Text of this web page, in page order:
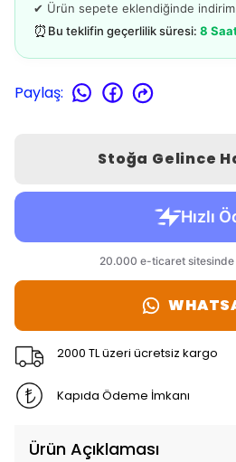
✔ Ürün sepete eklendiğinde indirim
⏰ Bu teklifin geçerlilik süresi:8
Paylaş:
Stoğa Gelince
2000 TL üzeri ücretsiz kargo
Kapıda Ödeme İmkanı
Ürün Açıklaması